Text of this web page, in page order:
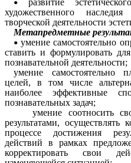
развитие
художественного
творческой деятельности
Метапредметные
умение самостоятельно
ставить и формулировать
познавательной деятельности;
умение самостоятельно
целей, в том числе
наиболее эффективные
познавательных задач;
умение соотносить
результатами, осуществлять
процессе достижения
действий в рамках
корректировать свои